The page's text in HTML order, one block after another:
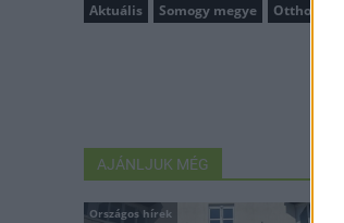
Aktuális Somogy megye Otthon
AJÁNLJUK MÉG
Országos hírek